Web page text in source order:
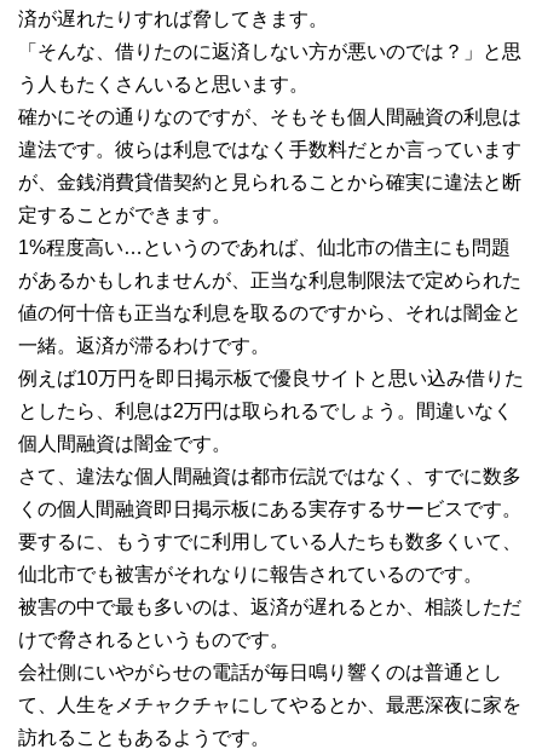
済が遅れたりすれば脅してきます。
「そんな、借りたのに返済しない方が悪いのでは？」と思
う人もたくさんいると思います。
確かにその通りなのですが、そもそも個人間融資の利息は
違法です。彼らは利息ではなく手数料だとか言っています
が、金銭消費貸借契約と見られることから確実に違法と断
定することができます。
1%程度高い…というのであれば、仙北市の借主にも問題
があるかもしれませんが、正当な利息制限法で定められた
値の何十倍も正当な利息を取るのですから、それは闇金と
一緒。返済が滞るわけです。
例えば10万円を即日掲示板で優良サイトと思い込み借りた
としたら、利息は2万円は取られるでしょう。間違いなく
個人間融資は闇金です。
さて、違法な個人間融資は都市伝説ではなく、すでに数多
くの個人間融資即日掲示板にある実存するサービスです。
要するに、もうすでに利用している人たちも数多くいて、
仙北市でも被害がそれなりに報告されているのです。
被害の中で最も多いのは、返済が遅れるとか、相談しただ
けで脅されるというものです。
会社側にいやがらせの電話が毎日鳴り響くのは普通とし
て、人生をメチャクチャにしてやるとか、最悪深夜に家を
訪れることもあるようです。